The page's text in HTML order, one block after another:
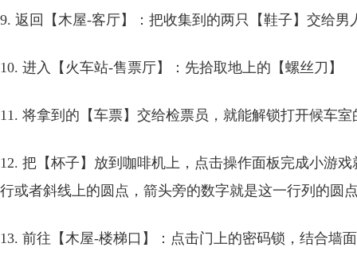
9. 返回【木屋-客厅】：把收集到的两只【鞋子】交给男
10. 进入【火车站-售票厅】：先拾取地上的【螺丝刀】
11. 将拿到的【车票】交给检票员，就能解锁打开候车室
12. 把【杯子】放到咖啡机上，点击操作面板完成小游
行或者斜线上的圆点，箭头旁的数字就是这一行列的圆
13. 前往【木屋-楼梯口】：点击门上的密码锁，结合墙